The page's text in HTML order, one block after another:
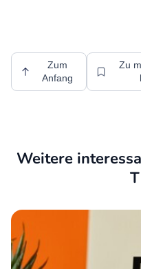
Zum
Anfang
Zu
Weitere